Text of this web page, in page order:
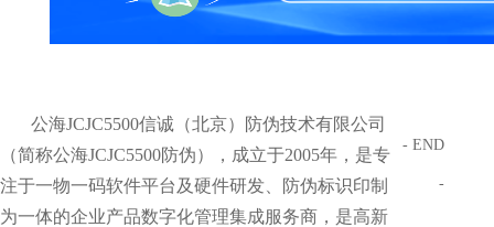
公海JCJC5500信诚（北京）防伪技术有限公司
（简称公海JCJC5500防伪），成立于2005年，是专
注于一物一码软件平台及硬件研发、防伪标识印制
为一体的企业产品数字化管理集成服务商，是高新
- END
-